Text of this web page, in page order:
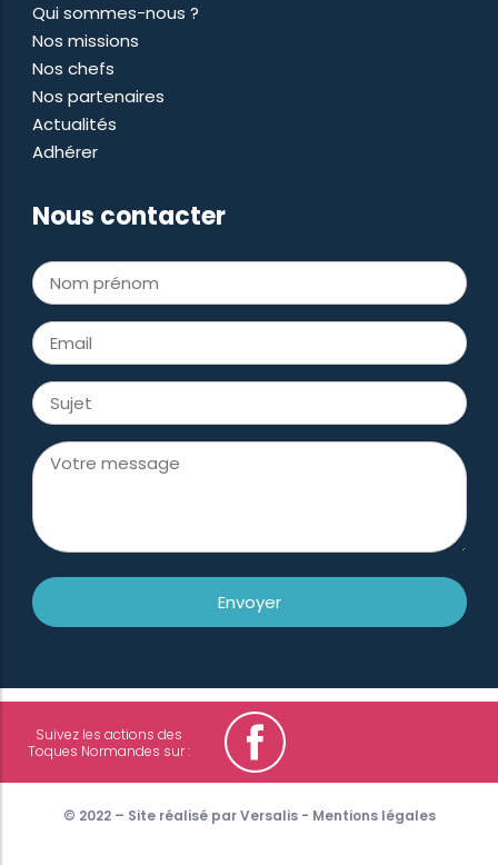
Qui sommes-nous ?
Nos missions
Nos chefs
Nos partenaires
Actualités
Adhérer
Nous contacter
Suivez les actions des
Toques Normandes sur :
© 2022 – Site réalisé parVersalis- Mentions légales